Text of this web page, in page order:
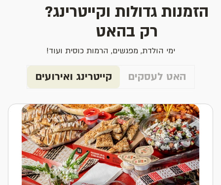
הזמנות גדולות וקייטרינג?
רק בהאט
ימי הולדת, מפגשים, הרמות כוסית ועוד!
האט לעסקים קייטרינג ואירועים